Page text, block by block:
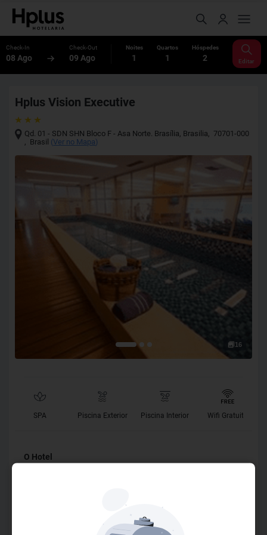
Check-In
08 Ago
Check-Out
09 Ago
Noites
1
Quartos
1
Hóspedes
2 Editar
Hplus Vision Executive
Qd. 01 - SDN SHN Bloco F - Asa Norte. Brasília, Brasilia, 70701-000
, Brasil (Ver no Mapa)
16
SPA Piscina Exterior Piscina Interior Wifi Gratuito
O Hotel
combina praticidade, conforto e uma vista deslumbrante
da Esplanada dos Ministérios, seja do restaurante ou da